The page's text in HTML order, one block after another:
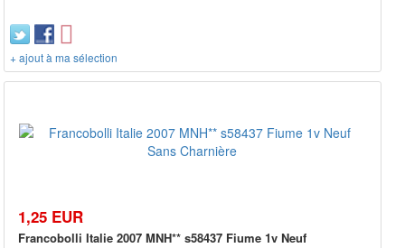
+ ajout à ma sélection
1,25 EUR
Francobolli Italie 2007 MNH** s58437 Fiume 1v Neuf